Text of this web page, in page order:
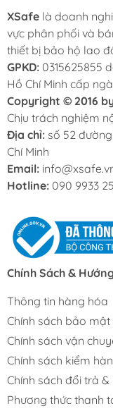
XSafe là doanh
vực phân phối và
thiết bị bảo hộ lao
GPKD: 0315625855
Hồ Chí Minh cấp
Copyright © 2016
Chịu trách nghiệm
Địa chỉ: số 52
Chí Minh
Email:
Hotline: 090 9933
Chính Sách &
Thông tin hàng hóa
Chính sách bảo
Chính sách vận
Chính sách kiểm
Chính sách đổi trả &
Phương thức thanh